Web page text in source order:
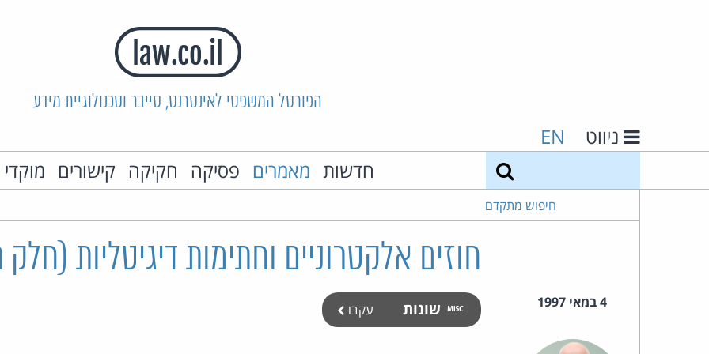
הפורטל המשפטי לאינטרנט, סייבר וטכנולוגיית מידע
ניווט EN
חדשות מאמרים פסיקה חקיקה קישורים
חיפוש מתקדם
חוזים אלקטרוניים וחתימות דיגיטליות
4 במאי 1997 שונות עקבו